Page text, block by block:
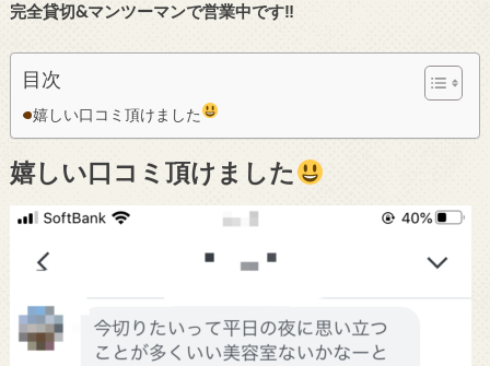
完全貸切&マンツーマンで営業中です‼︎
目次
嬉しい口コミ頂けました
嬉しい口コミ頂けました